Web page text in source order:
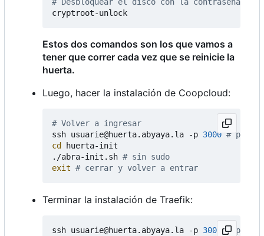
Estos dos comandos son los que vamos a
tener que correr cada vez que se reinicie la
huerta.
Luego, hacer la instalación de Coopcloud:
# Volver a ingresar
ssh usuarie@huerta.abyaya.la -p 3000 #
cd
huerta-init
./abra-init.sh # sin sudo
exit # cerrar y volver a entrar
Terminar la instalación de Traefik:
ssh usuarie@huerta.abyaya.la -p 3000
#